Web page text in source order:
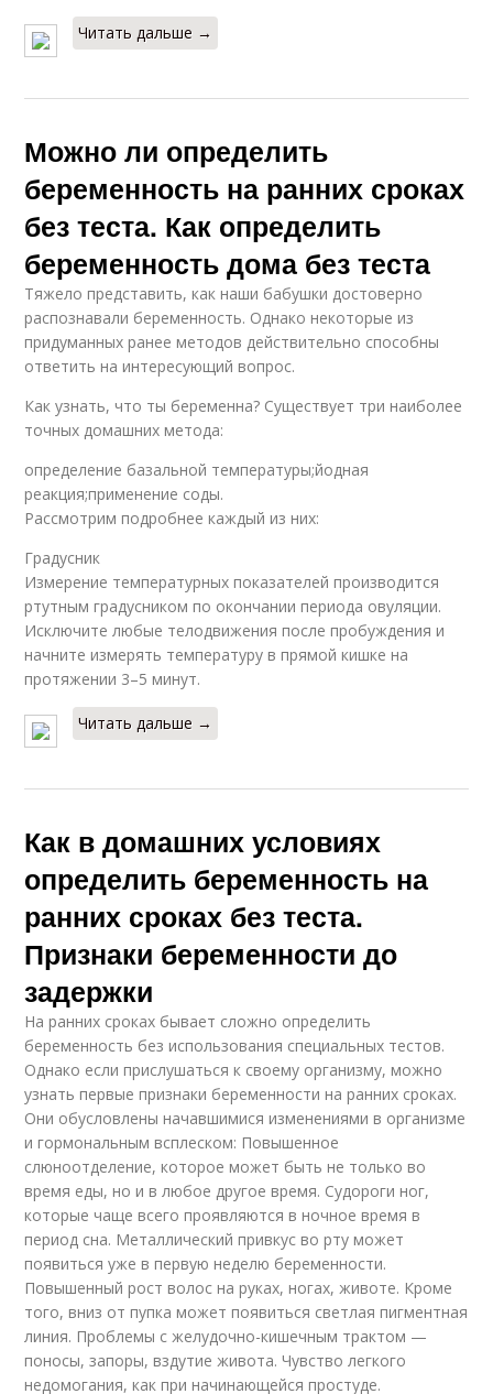
Читать дальше →
Можно ли определить
беременность на ранних сроках
без теста. Как определить
беременность дома без теста
Тяжело представить, как наши бабушки достоверно
распознавали беременность. Однако некоторые из
придуманных ранее методов действительно способны
ответить на интересующий вопрос.
Как узнать, что ты беременна? Существует три наиболее
точных домашних метода:
определение базальной температуры;йодная
реакция;применение соды.
Рассмотрим подробнее каждый из них:
Градусник
Измерение температурных показателей производится
ртутным градусником по окончании периода овуляции.
Исключите любые телодвижения после пробуждения и
начните измерять температуру в прямой кишке на
протяжении 3–5 минут.
Читать дальше →
Как в домашних условиях
определить беременность на
ранних сроках без теста.
Признаки беременности до
задержки
На ранних сроках бывает сложно определить
беременность без использования специальных тестов.
Однако если прислушаться к своему организму, можно
узнать первые признаки беременности на ранних сроках.
Они обусловлены начавшимися изменениями в организме
и гормональным всплеском: Повышенное
слюноотделение, которое может быть не только во
время еды, но и в любое другое время. Судороги ног,
которые чаще всего проявляются в ночное время в
период сна. Металлический привкус во рту может
появиться уже в первую неделю беременности.
Повышенный рост волос на руках, ногах, животе. Кроме
того, вниз от пупка может появиться светлая пигментная
линия. Проблемы с желудочно-кишечным трактом —
поносы, запоры, вздутие живота. Чувство легкого
недомогания, как при начинающейся простуде.